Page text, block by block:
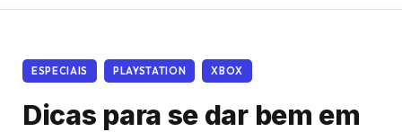
ESPECIAIS PLAYSTATION XBOX
Dicas para se dar bem em